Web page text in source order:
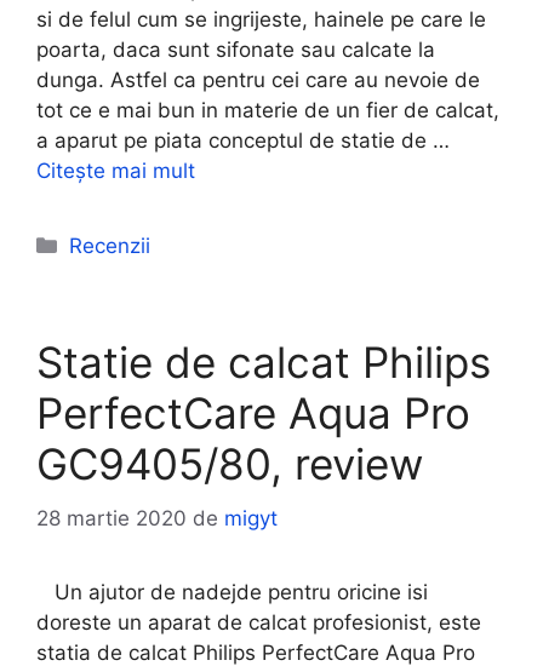
si de felul cum se ingrijeste, hainele pe care le
poarta, daca sunt sifonate sau calcate la
dunga. Astfel ca pentru cei care au nevoie de
tot ce e mai bun in materie de un fier de calcat,
a aparut pe piata conceptul de statie de …
Citește mai mult
Categorii
Recenzii
Statie de calcat Philips
PerfectCare Aqua Pro
GC9405/80, review
28 martie 2020 de migyt
Un ajutor de nadejde pentru oricine isi
doreste un aparat de calcat profesionist, este
statia de calcat Philips PerfectCare Aqua Pro